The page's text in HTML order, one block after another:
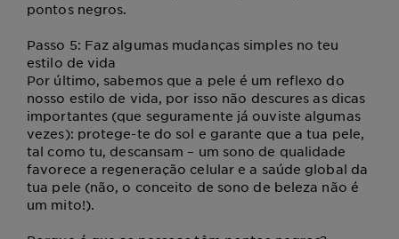
pontos negros.
Passo 5: Faz algumas mudanças simples no teu
estilo de vida
Por último, sabemos que a pele é um reflexo do
nosso estilo de vida, por isso não descures as dicas
importantes (que seguramente já ouviste algumas
vezes): protege-te do sol e garante que a tua pele,
tal como tu, descansam – um sono de qualidade
favorece a regeneração celular e a saúde global da
tua pele (não, o conceito de sono de beleza não é
um mito!).